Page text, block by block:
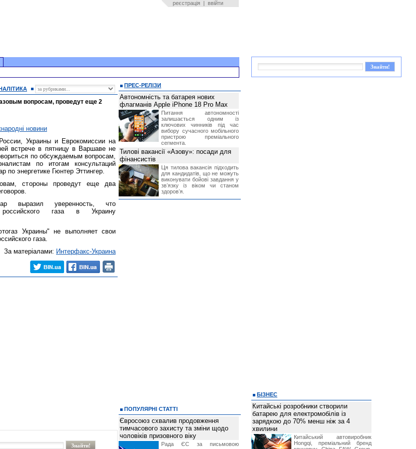
реєстрація | ввійти
вопросам, проведут еще 2
новини
Украины и Еврокомиссии на
встрече в пятницу в Варшаве не
по обсуждаемым вопросам,
по итогам консультаций
по энергетике Гюнтер Эттингер.
стороны проведут еще два
выразил уверенность, что
российского газа в Украину
Украины" не выполняет свои
газа.
За матеріалами: Интерфакс-Украина
ПРЕС-РЕЛІЗИ
Автономність та батарея нових
флагманів Apple iPhone 18 Pro Max
Питання автономності
залишається одним із
ключових чинників під час
вибору сучасного мобільного
пристрою преміального
сегмента.
Тилові вакансії «Азову»: посади для
фінансистів
Ця тилова вакансія підходить
для кандидатів, що не можуть
виконувати бойові завдання у
звʼязку із віком чи станом
здоровʼя.
ПОПУЛЯРНІ СТАТТІ
Євросоюз схвалив продовження
тимчасового захисту та зміни щодо
чоловіків призовного віку
Рада ЄС за письмовою
БІЗНЕС
Китайські розробники створили
батарею для електромобілів із
зарядкою до 70% менш ніж за 4
хвилини
Китайський автовиробник
Hongqi, преміальний бренд